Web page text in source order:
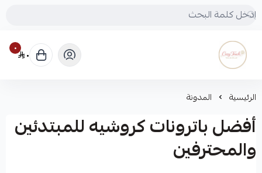
Cozy touch
٠ ٠
الرئيسية المدونة
أفضل باترونات كروشيه للمبتدئين
والمحترفين